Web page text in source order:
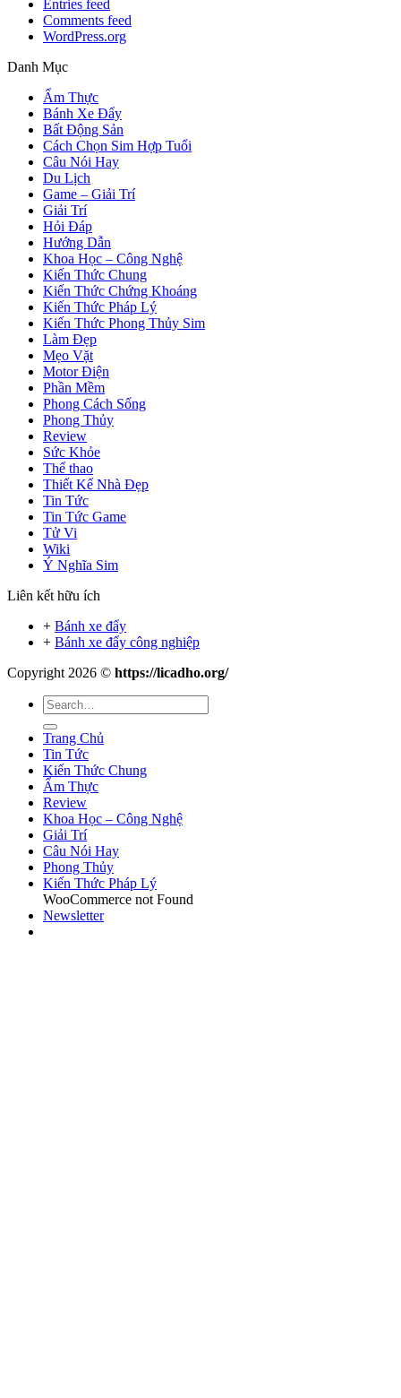
Entries feed
Comments feed
WordPress.org
Danh Mục
Ẩm Thực
Bánh Xe Đẩy
Bất Động Sản
Cách Chọn Sim Hợp Tuổi
Câu Nói Hay
Du Lịch
Game – Giải Trí
Giải Trí
Hỏi Đáp
Hướng Dẫn
Khoa Học – Công Nghệ
Kiến Thức Chung
Kiến Thức Chứng Khoáng
Kiến Thức Pháp Lý
Kiến Thức Phong Thủy Sim
Làm Đẹp
Mẹo Vặt
Motor Điện
Phần Mềm
Phong Cách Sống
Phong Thủy
Review
Sức Khỏe
Thể thao
Thiết Kế Nhà Đẹp
Tin Tức
Tin Tức Game
Tử Vi
Wiki
Ý Nghĩa Sim
Liên kết hữu ích
+ Bánh xe đẩy
+ Bánh xe đẩy công nghiệp
Copyright 2026 © https://licadho.org/
Trang Chủ
Tin Tức
Kiến Thức Chung
Ẩm Thực
Review
Khoa Học – Công Nghệ
Giải Trí
Câu Nói Hay
Phong Thủy
Kiến Thức Pháp Lý
WooCommerce not Found
Newsletter